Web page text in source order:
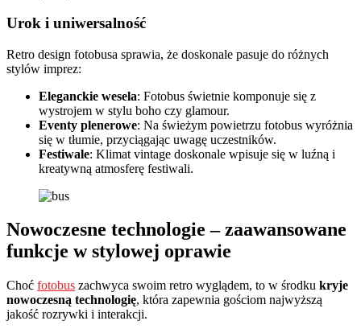
Urok i uniwersalność
Retro design fotobusa sprawia, że doskonale pasuje do różnych
stylów imprez:
Eleganckie wesela: Fotobus świetnie komponuje się z
wystrojem w stylu boho czy glamour.
Eventy plenerowe: Na świeżym powietrzu fotobus wyróżnia
się w tłumie, przyciągając uwagę uczestników.
Festiwale: Klimat vintage doskonale wpisuje się w luźną i
kreatywną atmosferę festiwali.
Nowoczesne technologie – zaawansowane
funkcje w stylowej oprawie
Choć fotobus zachwyca swoim retro wyglądem, to w środku kryje
nowoczesną technologię, która zapewnia gościom najwyższą
jakość rozrywki i interakcji.